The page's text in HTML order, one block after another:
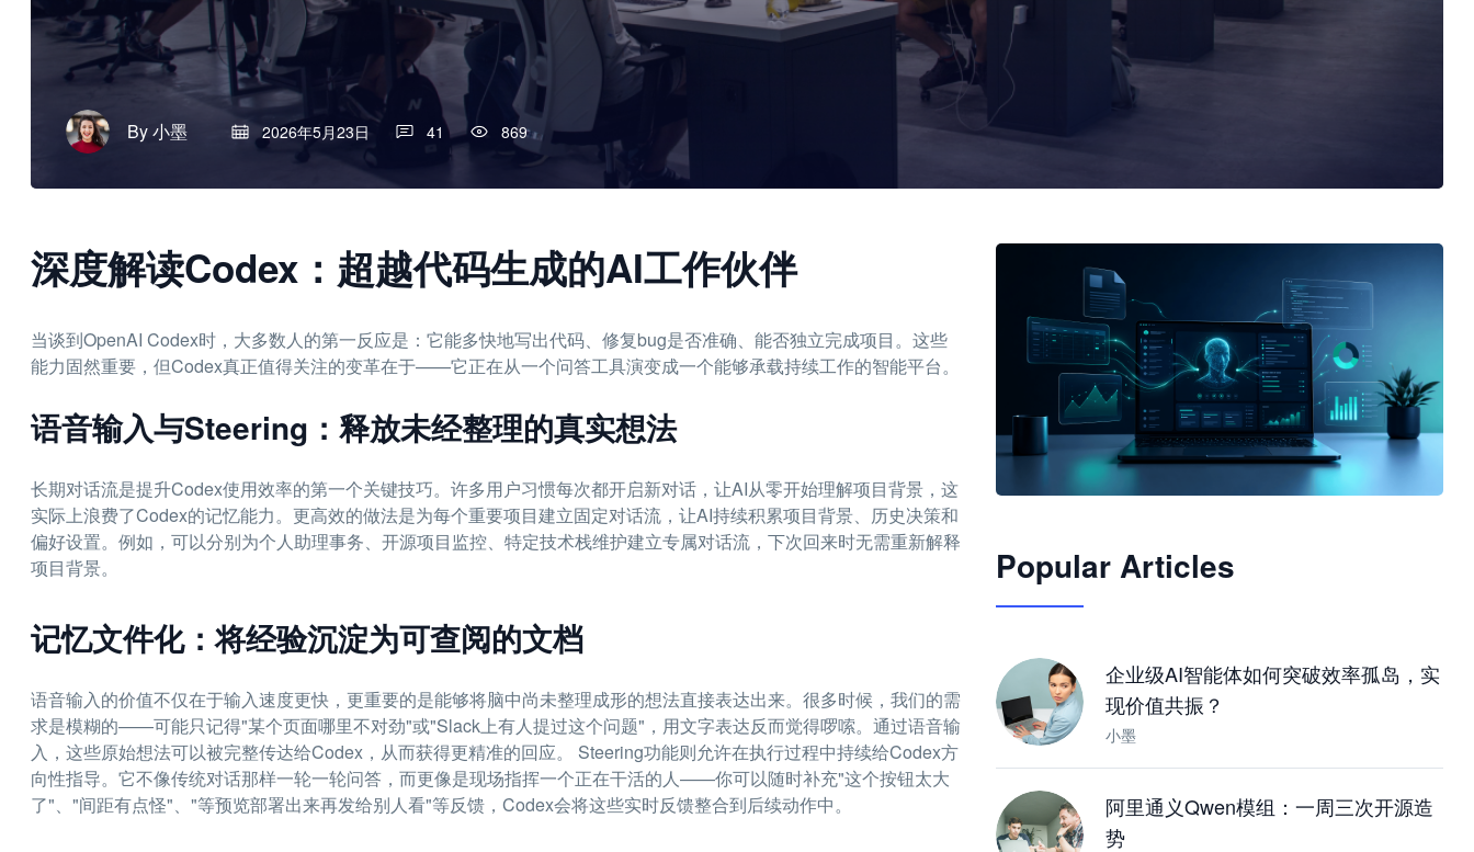
By小墨 2026年5月23日 41 869
深度解读Codex：超越代码生成的AI工作伙伴
当谈到OpenAI Codex时，大多数人的第一反应是：它能多快地写出代码、修复bug是否准确、能否独立完成项目。这些
能力固然重要，但Codex真正值得关注的变革在于——它正在从一个问答工具演变成一个能够承载持续工作的智能平台。
语音输入与Steering：释放未经整理的真实想法
长期对话流是提升Codex使用效率的第一个关键技巧。许多用户习惯每次都开启新对话，让AI从零开始理解项目背景，这
实际上浪费了Codex的记忆能力。更高效的做法是为每个重要项目建立固定对话流，让AI持续积累项目背景、历史决策和
偏好设置。例如，可以分别为个人助理事务、开源项目监控、特定技术栈维护建立专属对话流，下次回来时无需重新解释
项目背景。
记忆文件化：将经验沉淀为可查阅的文档
语音输入的价值不仅在于输入速度更快，更重要的是能够将脑中尚未整理成形的想法直接表达出来。很多时候，我们的需
求是模糊的——可能只记得"某个页面哪里不对劲"或"Slack上有人提过这个问题"，用文字表达反而觉得啰嗦。通过语音输
入，这些原始想法可以被完整传达给Codex，从而获得更精准的回应。 Steering功能则允许在执行过程中持续给Codex方
向性指导。它不像传统对话那样一轮一轮问答，而更像是现场指挥一个正在干活的人——你可以随时补充"这个按钮太大
了"、"间距有点怪"、"等预览部署出来再发给别人看"等反馈，Codex会将这些实时反馈整合到后续动作中。
JimoClaw 桌面 AI Agent 工作台
Popular Articles
企业级AI智能体如何突破效率孤岛，实
现价值共振？
小墨
阿里通义Qwen模组：一周三次开源造
势